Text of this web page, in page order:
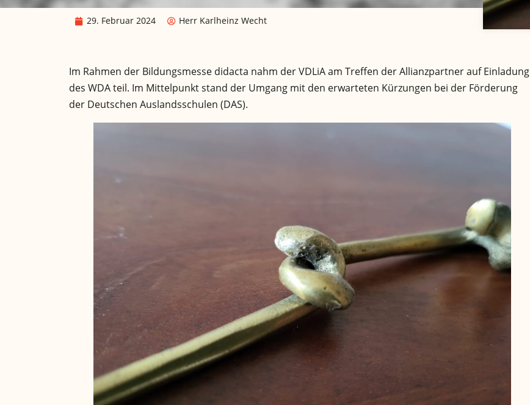
29. Februar 2024 Herr Karlheinz Wecht
Im Rahmen der Bildungsmesse didacta nahm der VDLiA am Treffen der Allianzpartner auf Einladung
des WDA teil. Im Mittelpunkt stand der Umgang mit den erwarteten Kürzungen bei der Förderung
der Deutschen Auslandsschulen (DAS).